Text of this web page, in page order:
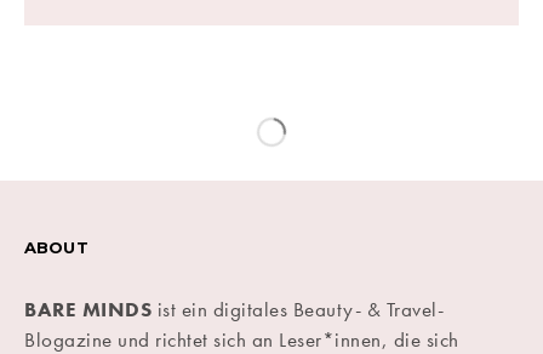
ABOUT
BARE MINDS ist ein digitales Beauty- & Travel-
Blogazine und richtet sich an Leser*innen, die sich